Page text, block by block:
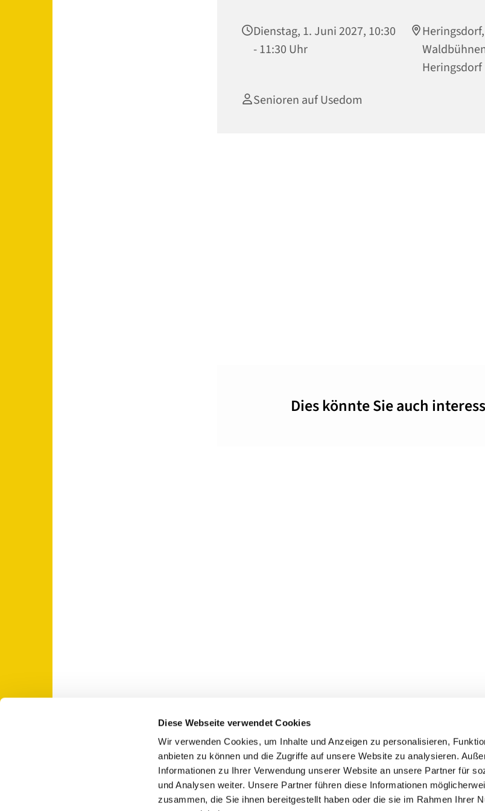
Diese Webseite verwendet Cookies
Wir verwenden Cookies, um Inhalte und Anzeigen zu personalisieren,
anbieten zu können und die Zugriffe auf unsere Website zu analysieren.
Informationen zu Ihrer Verwendung unserer Website an unsere Partner für
und Analysen weiter. Unsere Partner führen diese Informationen
zusammen, die Sie ihnen bereitgestellt haben oder die sie im Rahmen Ihrer
Dienstag, 1. Juni 2027, 10:30
- 11:30 Uhr
Heringsdorf
Senioren auf Usedom
Dies könnte Sie auch
St. Otto: Katholische Kirche Usedom-Anklam-Greifswald · Bahnhofstr. 15, 17489
Kontaktinformationen
Impressum
Hinweisgebersystem